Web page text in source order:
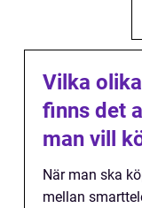
Vilka
finns det
man vill
När man ska
mellan